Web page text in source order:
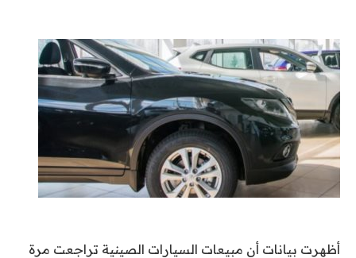
أظهرت بيانات أن مبيعات السيارات الصينية تراجعت مرة